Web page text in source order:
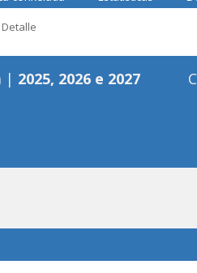
Detalle
| 2025, 2026 e 2027